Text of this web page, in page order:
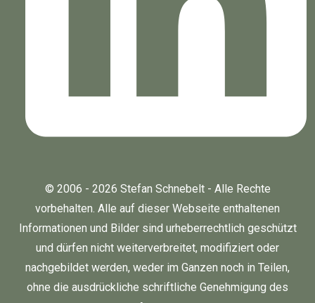
© 2006 - 2026 Stefan Schnebelt - Alle Rechte
vorbehalten. Alle auf dieser Webseite enthaltenen
Informationen und Bilder sind urheberrechtlich geschützt
und dürfen nicht weiterverbreitet, modifiziert oder
nachgebildet werden, weder im Ganzen noch in Teilen,
ohne die ausdrückliche schriftliche Genehmigung des